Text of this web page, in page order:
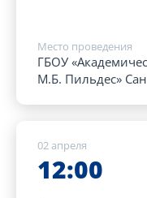
Место проведения
ГБОУ
М.Б. Пильдес»
02 апреля
12:00